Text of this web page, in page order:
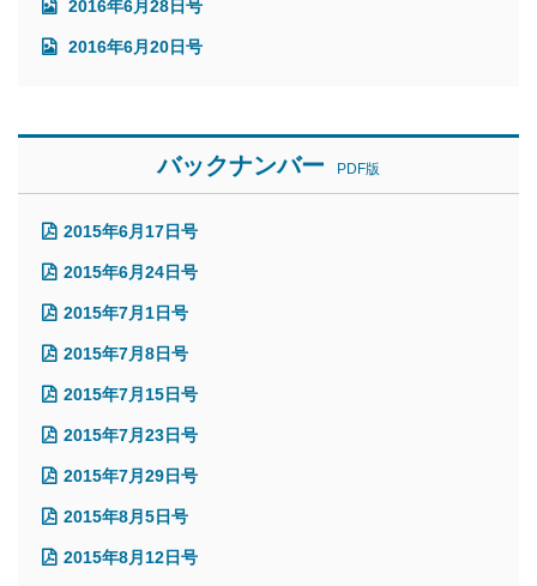
2016年6月28日号
2016年6月20日号
バックナンバー PDF版
2015年6月17日号
2015年6月24日号
2015年7月1日号
2015年7月8日号
2015年7月15日号
2015年7月23日号
2015年7月29日号
2015年8月5日号
2015年8月12日号